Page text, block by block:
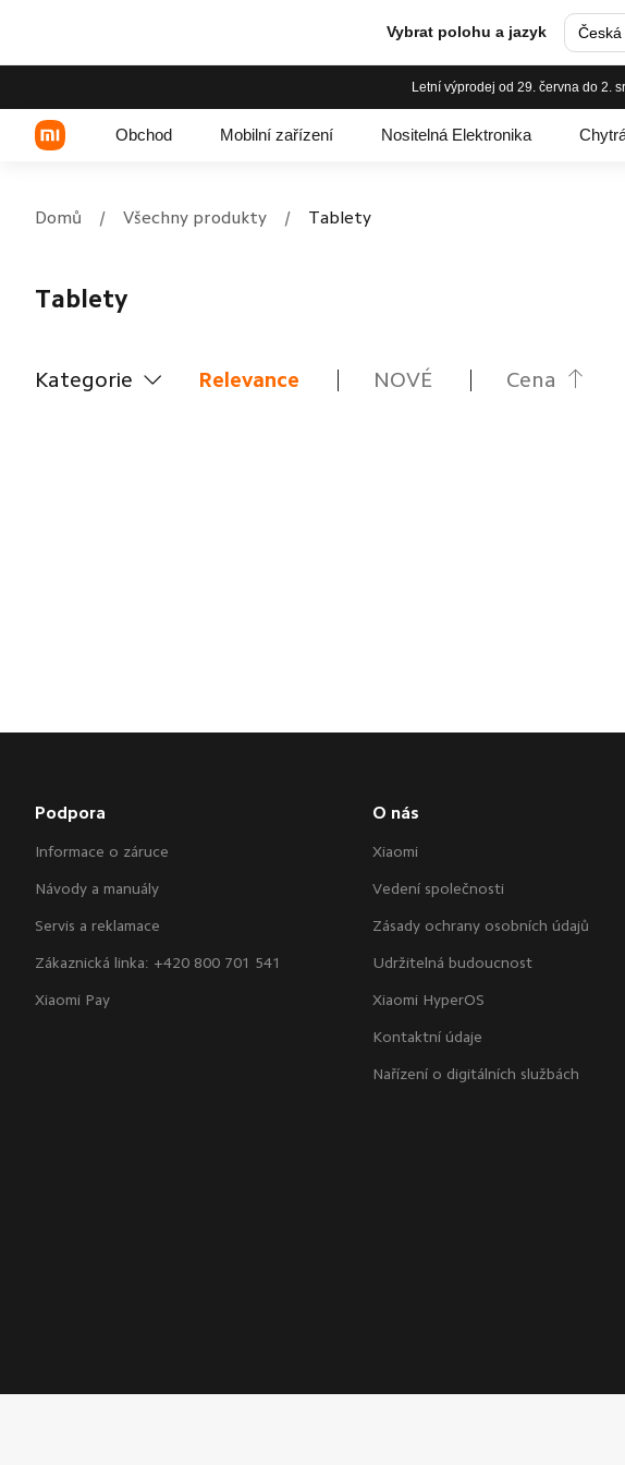
Vybrat polohu a jazyk
Letní výprodej od 29. června do 2.
Obchod Mobilní zařízení
REDMI řada
Nositelná Elektronika
Domů / Všechny produkty / Tablety
Tablety
Kategorie Relevance NOVÉ Cena
Podpora
Informace o záruce
Návody a manuály
Servis a reklamace
Zákaznická linka: +420 800 701 541
Xiaomi Pay
O nás
Xiaomi
Vedení společnosti
Zásady ochrany osobních údajů
Udržitelná budoucnost
Xiaomi HyperOS
Kontaktní údaje
Nařízení o digitálních službách